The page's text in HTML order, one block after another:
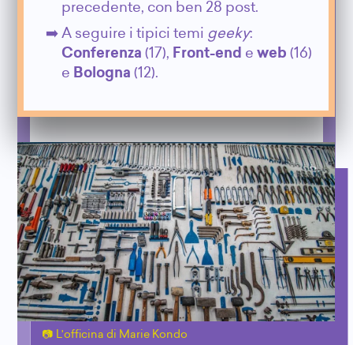
precedente, con ben 28 post.
A seguire i tipici temi geeky:
Conferenza (17), Front-end eweb (16)
e Bologna (12).
L'officina di Marie Kondo